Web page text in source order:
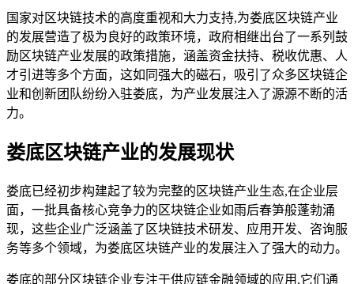
国家对区块链技术的高度重视和大力支持,为娄底区块链产业
的发展营造了极为良好的政策环境，政府相继出台了一系列鼓
励区块链产业发展的政策措施，涵盖资金扶持、税收优惠、人
才引进等多个方面，这如同强大的磁石，吸引了众多区块链企
业和创新团队纷纷入驻娄底，为产业发展注入了源源不断的活
力。
娄底区块链产业的发展现状
娄底已经初步构建起了较为完整的区块链产业生态,在企业层
面，一批具备核心竞争力的区块链企业如雨后春笋般蓬勃涌
现，这些企业广泛涵盖了区块链技术研发、应用开发、咨询服
务等多个领域，为娄底区块链产业的发展注入了强大的动力。
娄底的部分区块链企业专注于供应链金融领域的应用,它们通